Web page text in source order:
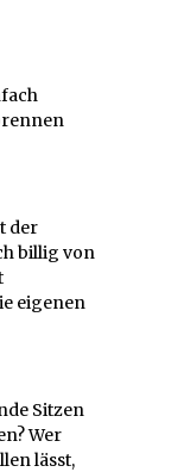
der
billig von
eigenen
Sitzen
Wer
lässt,